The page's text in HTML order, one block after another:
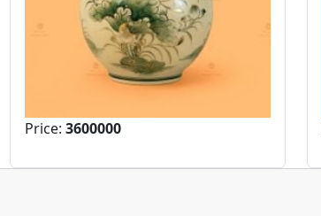
Price: 3600000